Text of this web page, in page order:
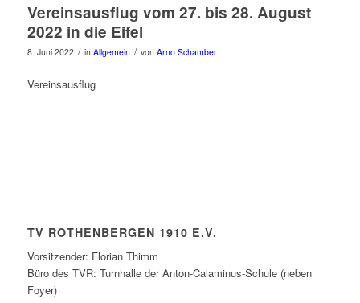
Vereinsausflug vom 27. bis 28. August
2022 in die Eifel
8. Juni 2022 / in Allgemein / von Arno Schamber
Vereinsausflug
TV ROTHENBERGEN 1910 E.V.
Vorsitzender: Florian Thimm
Büro des TVR: Turnhalle der Anton-Calaminus-Schule (neben
Foyer)